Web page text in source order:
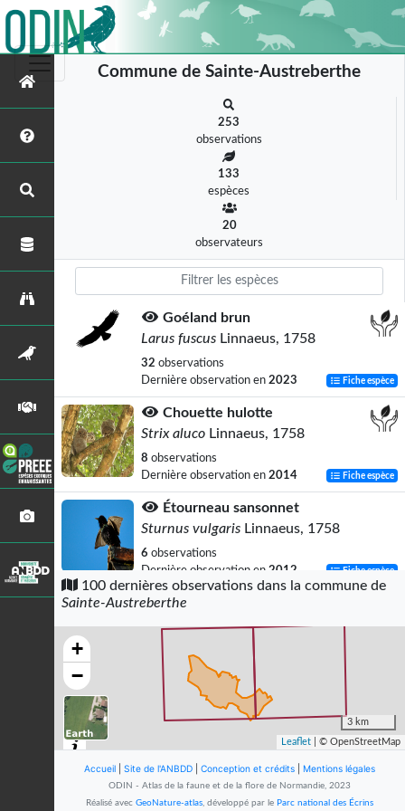
Commune de Sainte-Austreberthe
253
observations
133
espèces
20
observateurs
Goéland brun
Larus fuscus Linnaeus, 1758
32 observations
Dernière observation en 2023 Fiche espèce
Chouette hulotte
Strix aluco Linnaeus, 1758
8 observations
Dernière observation en 2014 Fiche espèce
Étourneau sansonnet
Sturnus vulgaris Linnaeus, 1758
6 observations
Dernière observation en 2012 Fiche espèce
Buse variable
Buteo buteo(Linnaeus, 1758)
observations
Dernière observation en
Pie bavarde
Pica pica(Linnaeus, 1758)
Hérisson d'Europe
100 dernières observations dans la commune de
Sainte-Austreberthe
+
−
3 km
Leaflet | © OpenStreetMap
Accueil Site de l'ANBDD Conception et crédits Mentions légales
ODIN - Atlas de la faune et de la flore de Normandie, 2023
Réalisé avec GeoNature-atlas, développé par le Parc national des Écrins